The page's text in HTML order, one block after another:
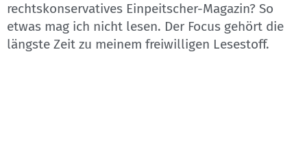
rechtskonservatives Einpeitscher-Magazin? So
etwas mag ich nicht lesen. Der Focus gehört die
längste Zeit zu meinem freiwilligen Lesestoff.